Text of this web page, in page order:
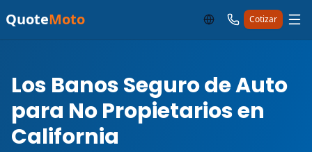
QuoteMoto Cotizar
Los Banos Seguro de Auto
para No Propietarios en
California